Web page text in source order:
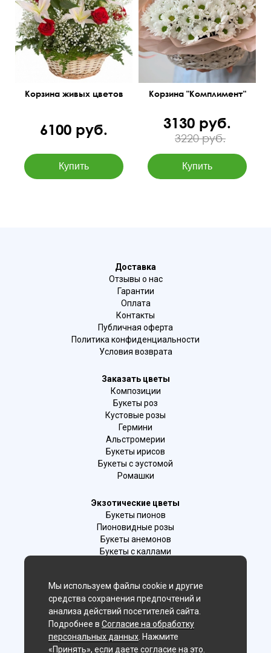
Корзина живых цветов
6100 руб.
Корзина "Комплимент"
3130 руб.
3220 руб.
Доставка
Отзывы о нас
Гарантии
Оплата
Контакты
Публичная оферта
Политика конфиденциальности
Условия возврата
Заказать цветы
Композиции
Букеты роз
Кустовые розы
Гермини
Альстромерии
Букеты ирисов
Букеты с эустомой
Ромашки
Экзотические цветы
Букеты пионов
Пионовидные розы
Букеты анемонов
Букеты с каллами
Лаванда
Гиацинты
Мы в соц. сетях:
Мы используем файлы cookie и другие
средства сохранения предпочтений и
анализа действий посетителей сайта.
Подробнее в Согласие на обработку
персональных данных . Нажмите
«Принять», если даете согласие на это.